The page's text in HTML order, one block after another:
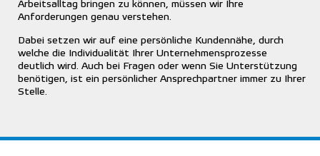
Arbeitsalltag bringen zu können, müssen wir Ihre
Anforderungen genau verstehen.
Dabei setzen wir auf eine persönliche Kundennähe, durch
welche die Individualität Ihrer Unternehmensprozesse
deutlich wird. Auch bei Fragen oder wenn Sie Unterstützung
benötigen, ist ein persönlicher Ansprechpartner immer zu Ihrer
Stelle.